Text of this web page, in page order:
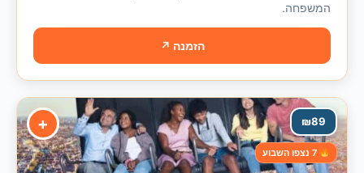
המשפחה.
הזמנה ↗
+ 89
₪